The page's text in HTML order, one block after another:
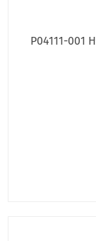
P04111-001